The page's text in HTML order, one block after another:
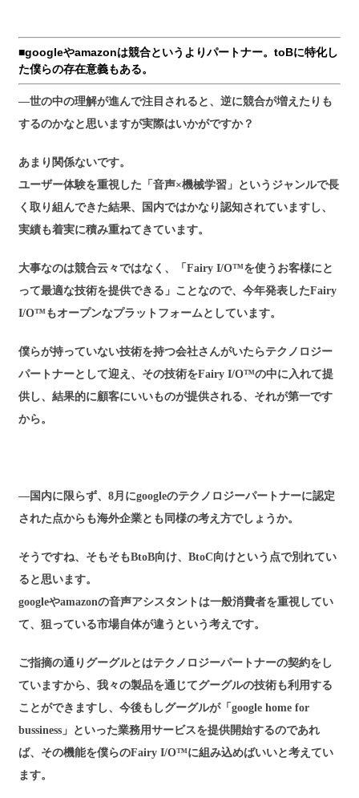
■googleやamazonは競合というよりパートナー。toBに特化し
た僕らの存在意義もある。
―世の中の理解が進んで注目されると、逆に競合が増えたりも
するのかなと思いますが実際はいかがですか？
あまり関係ないです。
ユーザー体験を重視した「音声×機械学習」というジャンルで長
く取り組んできた結果、国内ではかなり認知されていますし、
実績も着実に積み重ねてきています。
大事なのは競合云々ではなく、「Fairy I/O™を使うお客様にと
って最適な技術を提供できる」ことなので、今年発表したFairy
I/O™もオープンなプラットフォームとしています。
僕らが持っていない技術を持つ会社さんがいたらテクノロジー
パートナーとして迎え、その技術をFairy I/O™の中に入れて提
供し、結果的に顧客にいいものが提供される、それが第一です
から。
―国内に限らず、8月にgoogleのテクノロジーパートナーに認定
された点からも海外企業とも同様の考え方でしょうか。
そうですね、そもそもBtoB向け、BtoC向けという点で別れてい
ると思います。
googleやamazonの音声アシスタントは一般消費者を重視してい
て、狙っている市場自体が違うという考えです。
ご指摘の通りグーグルとはテクノロジーパートナーの契約をし
ていますから、我々の製品を通じてグーグルの技術も利用する
ことができますし、今後もしグーグルが「google home for
bussiness」といった業務用サービスを提供開始するのであれ
ば、その機能を僕らのFairy I/O™に組み込めばいいと考えてい
ます。